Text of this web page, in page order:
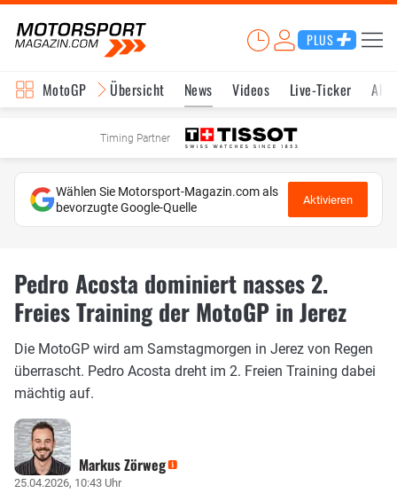
PLUS
MotoGP Übersicht News Videos Live-Ticker
Timing Partner
Wählen Sie Motorsport-Magazin.com als
bevorzugte Google-Quelle
Aktivieren
Pedro Acosta dominiert nasses 2.
Freies Training der MotoGP in Jerez
Die MotoGP wird am Samstagmorgen in Jerez von Regen
überrascht. Pedro Acosta dreht im 2. Freien Training dabei
mächtig auf.
Markus Zörweg
25.04.2026, 10:43 Uhr